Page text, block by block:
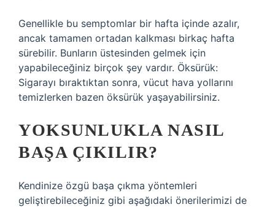
Genellikle bu semptomlar bir hafta içinde azalır,
ancak tamamen ortadan kalkması birkaç hafta
sürebilir. Bunların üstesinden gelmek için
yapabileceğiniz birçok şey vardır. Öksürük:
Sigarayı bıraktıktan sonra, vücut hava yollarını
temizlerken bazen öksürük yaşayabilirsiniz.
YOKSUNLUKLA NASIL
BAŞA ÇIKILIR?
Kendinize özgü başa çıkma yöntemleri
geliştirebileceğiniz gibi aşağıdaki önerilerimizi de